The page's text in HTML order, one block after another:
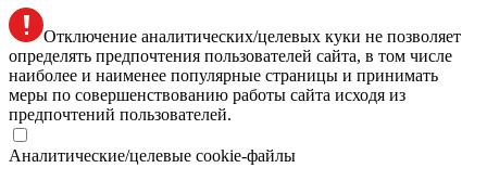
Отключение аналитических/целевых куки не позволяет
определять предпочтения пользователей сайта, в том числе
наиболее и наименее популярные страницы и принимать
меры по совершенствованию работы сайта исходя из
предпочтений пользователей.
Аналитические/целевые cookie-файлы